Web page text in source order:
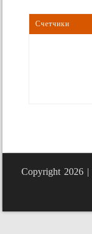
Счетчики
Copyright 2026 |